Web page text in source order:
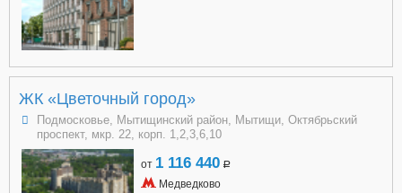
ЖК «Цветочный город»
Подмосковье, Мытищинский район, Мытищи, Октябрьский
проспект, мкр. 22, корп. 1,2,3,6,10
от 1 116 440 a
Медведково